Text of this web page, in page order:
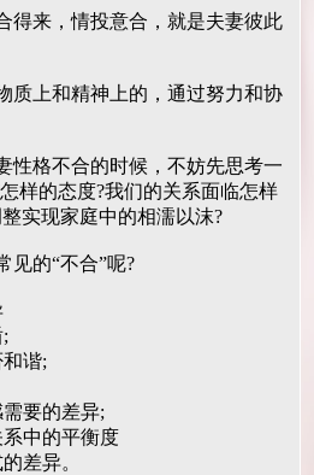
来，情投意合，就是夫妻彼此
上和精神上的，通过努力和协
格不合的时候，不妨先思考一
样的态度?我们的关系面临怎样
实现家庭中的相濡以沫?
见的“不合”呢?
谐;
要的差异;
中的平衡度
差异。